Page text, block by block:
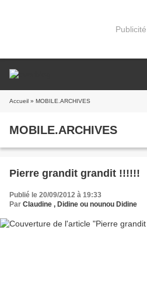
Publicité
Accueil » MOBILE.ARCHIVES
MOBILE.ARCHIVES
Pierre grandit grandit !!!!!!
Publié le 20/09/2012 à 19:33
Par Claudine , Didine ou nounou Didine